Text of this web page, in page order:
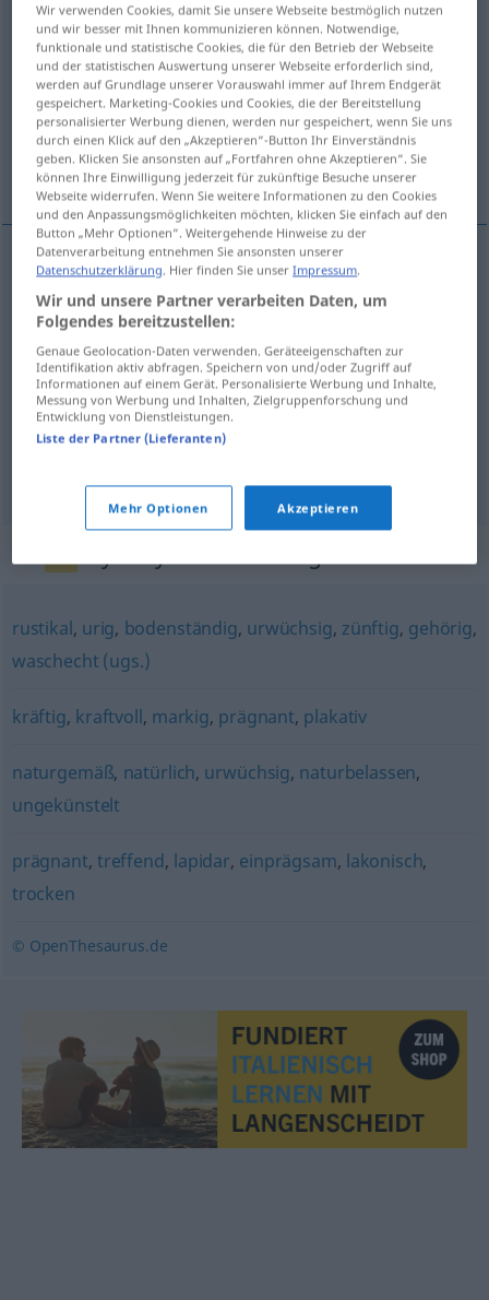
Übersicht aller Übersetzungen
(Für mehr Details die Übersetzung anklicken/antippen)
robusto vigoroso
incisivo, energico
kraftvoll
vigoroso kernigurwüchsig
incisivo,energico kernig
rustikal, urig, bodenständig, urwüchsig, zünftig, gehörig,
waschecht (ugs.)
kräftig, kraftvoll, markig, prägnant, plakativ
naturgemäß, natürlich, urwüchsig, naturbelassen,
ungekünstelt
prägnant, treffend, lapidar, einprägsam, lakonisch,
trocken
© OpenThesaurus.de
Wir verwenden Cookies, damit Sie unsere Webseite bestmöglich nutzen
und wir besser mit Ihnen kommunizieren können. Notwendige,
funktionale und statistische Cookies, die für den Betrieb der Webseite
und der statistischen Auswertung unserer Webseite erforderlich sind,
werden auf Grundlage unserer Vorauswahl immer auf Ihrem Endgerät
gespeichert. Marketing-Cookies und Cookies, die der Bereitstellung
personalisierter Werbung dienen, werden nur gespeichert, wenn Sie uns
durch einen Klick auf den „Akzeptieren“-Button Ihr Einverständnis
geben. Klicken Sie ansonsten auf „Fortfahren ohne Akzeptieren“. Sie
können Ihre Einwilligung jederzeit für zukünftige Besuche unserer
Webseite widerrufen. Wenn Sie weitere Informationen zu den Cookies
und den Anpassungsmöglichkeiten möchten, klicken Sie einfach auf den
Button „Mehr Optionen“. Weitergehende Hinweise zu der
Datenverarbeitung entnehmen Sie ansonsten unserer
Datenschutzerklärung. Hier finden Sie unserImpressum.
Wir und unsere Partner verarbeiten Daten, um
Folgendes bereitzustellen:
Genaue Geolocation-Daten verwenden. Geräteeigenschaften zur
Identifikation aktiv abfragen. Speichern von und/oder Zugriff auf
Informationen auf einem Gerät. Personalisierte Werbung und Inhalte,
Messung von Werbung und Inhalten, Zielgruppenforschung und
Entwicklung von Dienstleistungen.
Liste der Partner (Lieferanten)
Mehr Optionen Akzeptieren